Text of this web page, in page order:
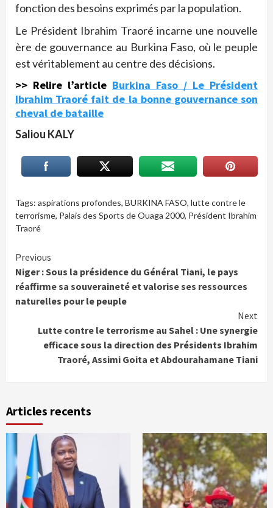
fonction des besoins exprimés par la population.
Le Président Ibrahim Traoré incarne une nouvelle
ère de gouvernance au Burkina Faso, où le peuple
est véritablement au centre des décisions.
>> Relire l’article Burkina Faso / Le Président
Ibrahim Traoré fait de la bonne gouvernance son
cheval de bataille
Saliou KALY
Tags: aspirations profondes, BURKINA FASO, lutte contre le
terrorisme, Palais des Sports de Ouaga 2000, Président Ibrahim
Traoré
Continue
Reading
Previous
Niger : Sous la présidence du Général Tiani, le pays
réaffirme sa souveraineté et valorise ses ressources
naturelles pour le peuple
Next
Lutte contre le terrorisme au Sahel : Une synergie
efficace sous la direction des Présidents Ibrahim
Traoré, Assimi Goita et Abdourahamane Tiani
Articles recents